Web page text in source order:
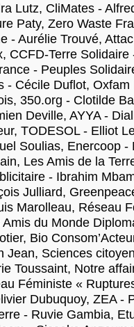
Lutz, CliMates -
Paty, Zero Waste
- Aurélie Trouvé,
CCFD-Terre
- Peuples
- Cécile Duflot,
350.org - Clotilde
Deville, AYYA -
TODESOL - Elliot
Soulias, Enercoop -
Les Amis de la
- Ibrahim
Julliard,
Marolleau, Réseau
du Monde
Bio
Jean, Sciences
Toussaint, Notre
Féministe «
Dubuquoy, ZEA -
- Ruvie Gambia,